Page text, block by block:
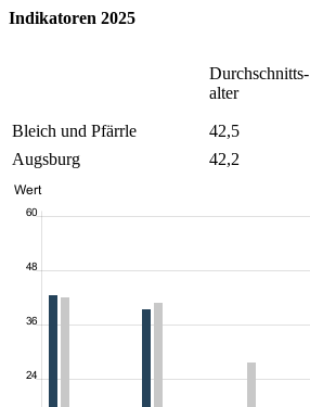
Indikatoren 2025
Durchschnitts-
alter
Bleich und Pfärrle 42,5
Augsburg
42,2